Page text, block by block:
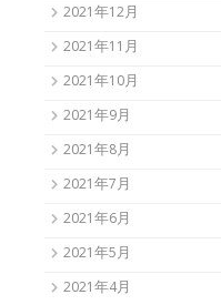
2021年12月
2021年11月
2021年10月
2021年9月
2021年8月
2021年7月
2021年6月
2021年5月
2021年4月